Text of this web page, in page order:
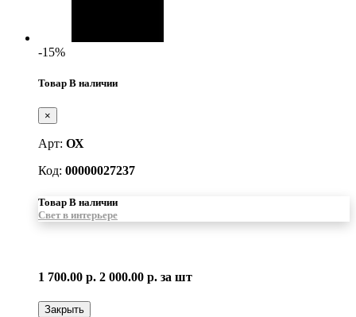
-15%
Товар В наличии
×
Арт: ОХ
Код: 00000027237
Товар В наличии
Свет в интерьере
1 700.00 р. 2 000.00 р. за шт
Закрыть